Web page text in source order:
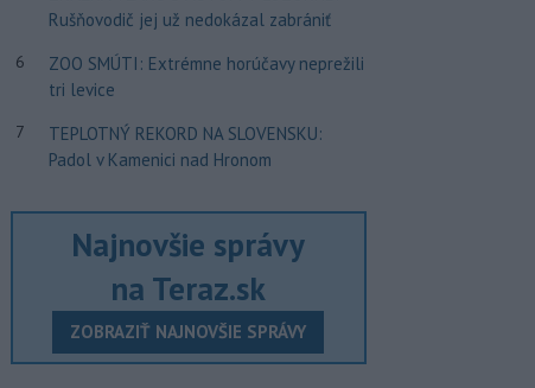
Rušňovodič jej už nedokázal zabrániť
6
ZOO SMÚTI: Extrémne horúčavy neprežili
tri levice
7
TEPLOTNÝ REKORD NA SLOVENSKU:
Padol v Kamenici nad Hronom
Najnovšie správy
na Teraz.sk
ZOBRAZIŤ NAJNOVŠIE SPRÁVY